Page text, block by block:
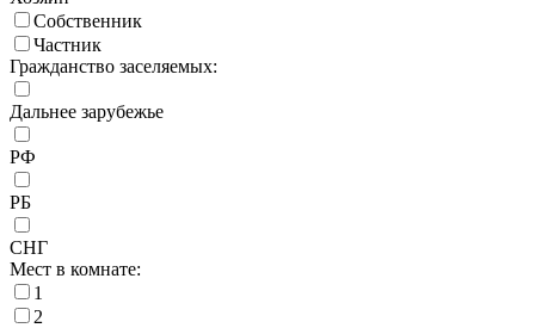
Собственник
Частник
Гражданство заселяемых:
Дальнее зарубежье
РФ
РБ
СНГ
Мест в комнате:
1
2